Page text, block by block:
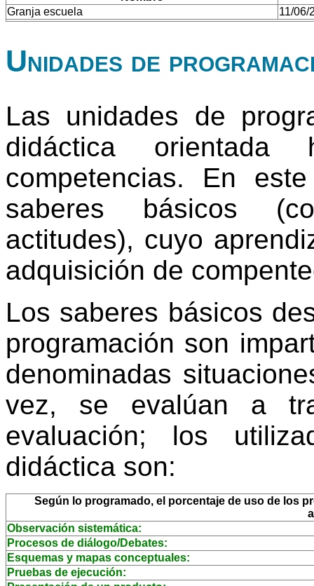
Granja escuela
11/06/
Unidades de
Las unidades de
didáctica
competencias. En
saberes básicos
actitudes), cuyo
adquisición de
Los saberes básicos
programación son
denominadas
vez, se evalúan a
evaluación; los
didáctica son:
Según lo programado, el porcentaje de uso de los
Observación sistemática:
Procesos de diálogo/Debates:
Esquemas y mapas conceptuales:
Pruebas de ejecución: